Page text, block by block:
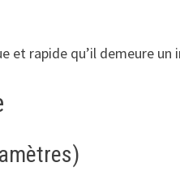
et rapide qu’il demeure